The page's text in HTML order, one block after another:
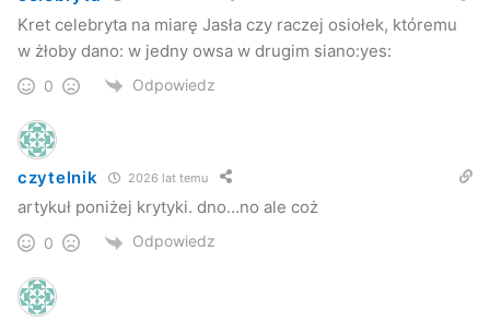
Kret celebryta na miarę Jasła czy raczej osiołek, któremu
w żłoby dano: w jedny owsa w drugim siano:yes:
0 Odpowiedz
czytelnik 2026 lat temu
artykuł poniżej krytyki. dno…no ale coż
0 Odpowiedz